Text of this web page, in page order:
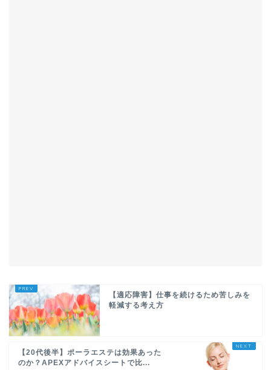
【適応障害】仕事を続けるため苦しみを
軽減する考え方
【20代後半】ポーラエステは効果あった
のか？APEXアドバイスシートで比...